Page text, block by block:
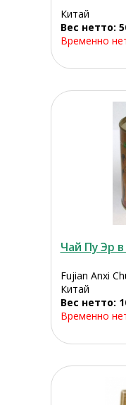
Китай
Вес нетто:
Временно
Чай Пу Эр
Fujian Anxi
Китай
Вес нетто:
Временно